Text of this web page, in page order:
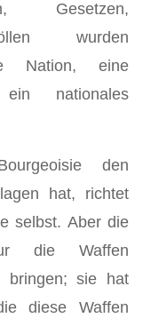
Gesetzen,
wurden
Nation, eine
nationales
den
hat, richtet
selbst. Aber die
die Waffen
bringen; sie hat
diese Waffen